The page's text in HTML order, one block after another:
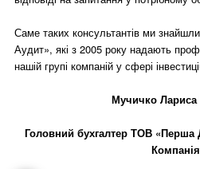
Саме таких консультантів ми
Аудит», які з 2005 року надають
нашій групі компаній у сфері
Мучичко Лариса
Головний бухгалтер ТОВ «Перша